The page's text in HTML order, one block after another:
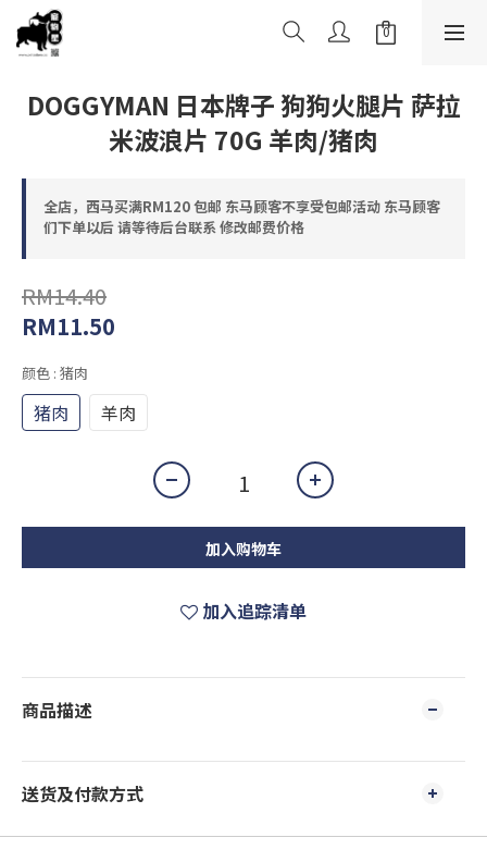
DOGGYMAN 日本牌子 狗狗火腿片 萨拉
米波浪片 70G 羊肉/猪肉
全店，西马买满RM120 包邮 东马顾客不享受包邮活动 东马顾客
们下单以后 请等待后台联系 修改邮费价格
RM14.40
RM11.50
颜色 : 猪肉
猪肉 羊肉
加入购物车
加入追踪清单
商品描述
送货及付款方式